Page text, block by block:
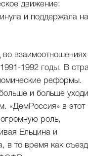
движение:
и поддержала на
во взаимоотношениях
1992 годы. В
реформы.
и больше
«ДемРоссия» в этот
роль,
Ельцина и
в то время как съезд